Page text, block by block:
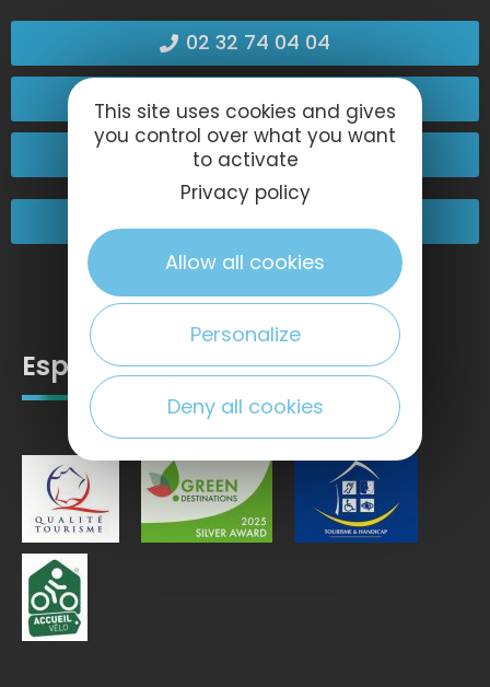
02 32 74 04 04
Contactez-nous
Passez nous voir !
Espace pro
This site uses cookies and gives
you control over what you want
to activate
Privacy policy
Allow all cookies
Personalize
Deny all cookies